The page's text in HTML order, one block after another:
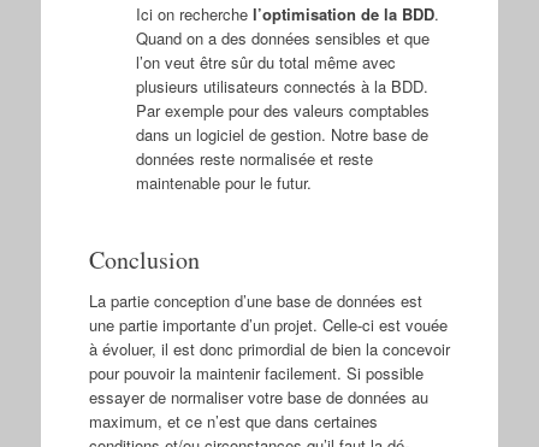
Ici on recherche l’optimisation de la BDD.
Quand on a des données sensibles et que
l’on veut être sûr du total même avec
plusieurs utilisateurs connectés à la BDD.
Par exemple pour des valeurs comptables
dans un logiciel de gestion. Notre base de
données reste normalisée et reste
maintenable pour le futur.
Conclusion
La partie conception d’une base de données est
une partie importante d’un projet. Celle-ci est vouée
à évoluer, il est donc primordial de bien la concevoir
pour pouvoir la maintenir facilement. Si possible
essayer de normaliser votre base de données au
maximum, et ce n’est que dans certaines